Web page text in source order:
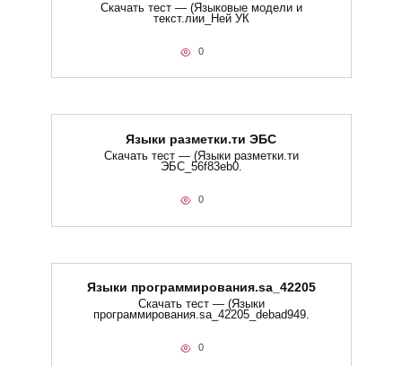
Скачать тест — (Языковые модели и
текст.лии_Ней УК
0
Языки разметки.ти​ ЭБС
Скачать тест — (Языки разметки.ти​
ЭБС_56f83eb0.
0
Языки программирования.sa_42205
Скачать тест — (Языки
программирования.sa_42205_debad949.
0